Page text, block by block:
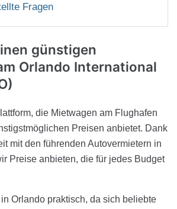
Fragen
günstigen
Orlando International
die Mietwagen am Flughafen
Preisen anbietet. Dank
mit den führenden Autovermietern in
Preise anbieten, die für jedes Budget
Orlando praktisch, da sich beliebte